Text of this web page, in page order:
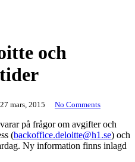
och
27 mars, 2015 No Comments
på frågor om avgifter och
(backoffice.deloitte@h1.se) och
Ny information finns inlagd